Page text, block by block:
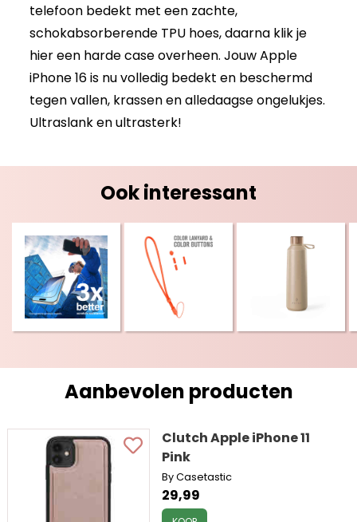
telefoon bedekt met een zachte,
schokabsorberende TPU hoes, daarna klik je
hier een harde case overheen. Jouw Apple
iPhone 16 is nu volledig bedekt en beschermd
tegen vallen, krassen en alledaagse ongelukjes.
Ultraslank en ultrasterk!
Ook interessant
Aanbevolen producten
Clutch Apple iPhone 11
Pink
By Casetastic
29,99